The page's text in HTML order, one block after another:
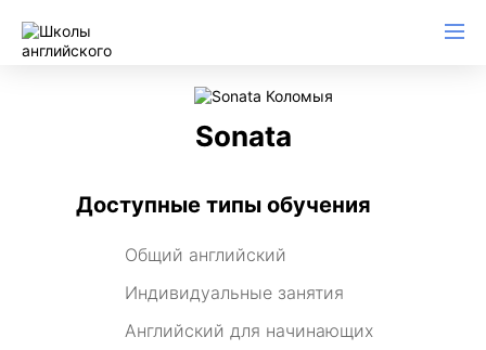
Sonata
Доступные типы обучения
Общий английский
Индивидуальные занятия
Английский для начинающих